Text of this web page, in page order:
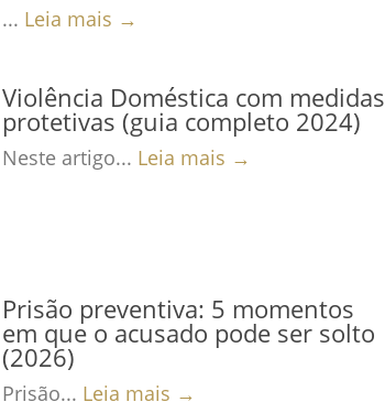
... Leia mais →
Violência Doméstica com medidas
protetivas (guia completo 2024)
Neste artigo... Leia mais →
Prisão preventiva: 5 momentos
em que o acusado pode ser solto
(2026)
Prisão... Leia mais →